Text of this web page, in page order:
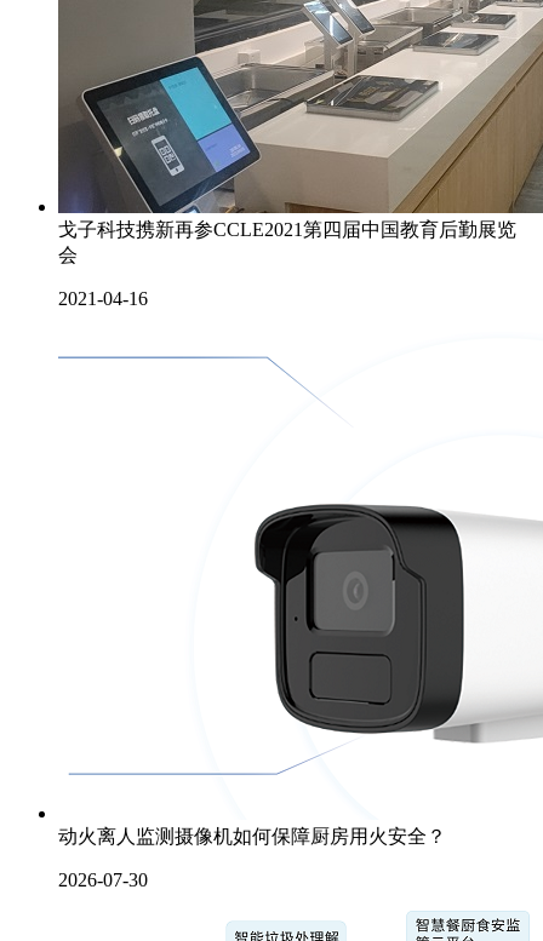
戈子科技携新再参CCLE2021第四届中国教育后勤展览
会
2021-04-16
动火离人监测摄像机如何保障厨房用火安全？
2026-07-30